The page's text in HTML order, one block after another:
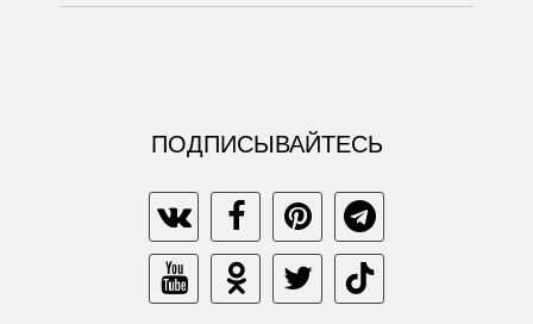
ПОДПИСЫВАЙТЕСЬ